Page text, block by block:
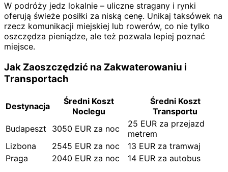
W podróży jedz lokalnie – uliczne stragany i rynki
oferują świeże posiłki za niską cenę. Unikaj taksówek na
rzecz komunikacji miejskiej lub rowerów, co nie tylko
oszczędza pieniądze, ale też pozwala lepiej poznać
miejsce.
Jak Zaoszczędzić na Zakwaterowaniu i
Transportach
Destynacja
Średni Koszt
Noclegu
Średni Koszt
Transportu
Budapeszt
3050 EUR za noc
25 EUR za przejazd
metrem
Lizbona
2545 EUR za noc
13 EUR za tramwaj
Praga
2040 EUR za noc
14 EUR za autobus